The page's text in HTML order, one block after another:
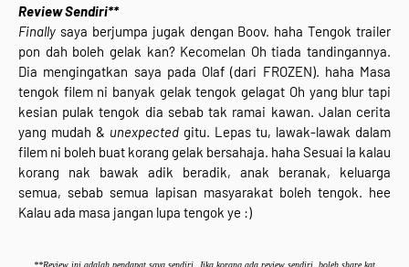
Review Sendiri**
Finally saya berjumpa jugak dengan Boov. haha Tengok trailer
pon dah boleh gelak kan? Kecomelan Oh tiada tandingannya.
Dia mengingatkan saya pada Olaf (dari FROZEN). haha Masa
tengok filem ni banyak gelak tengok gelagat Oh yang blur tapi
kesian pulak tengok dia sebab tak ramai kawan. Jalan cerita
yang mudah & unexpected gitu. Lepas tu, lawak-lawak dalam
filem ni boleh buat korang gelak bersahaja. haha Sesuai la kalau
korang nak bawak adik beradik, anak beranak, keluarga
semua, sebab semua lapisan masyarakat boleh tengok. hee
Kalau ada masa jangan lupa tengok ye :)
**Review ini adalah pendapat saya sendiri. Jika korang ada review sendiri, boleh share kat